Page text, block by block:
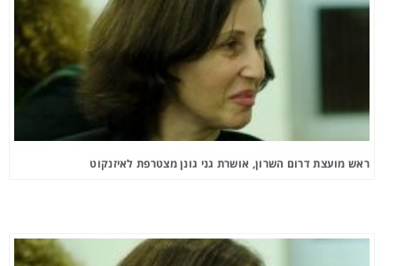
ראש מועצת דרום השרון, אושרת גני גונן מצטרפת לאיזנקוט